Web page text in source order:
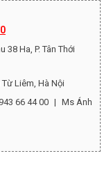
38 Ha, P. Tân Thới
Từ Liêm, Hà Nội
66 44 00 | Ms Ánh